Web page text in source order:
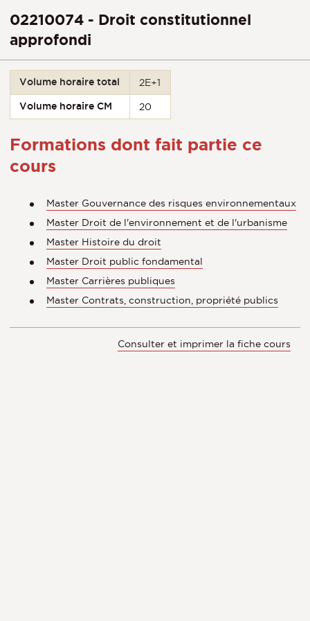
02210074 - Droit constitutionnel
approfondi
Volume horaire total 2E+1
Volume horaire CM 20
Formations dont fait partie ce
cours
Master Gouvernance des risques environnementaux
Master Droit de l'environnement et de l'urbanisme
Master Histoire du droit
Master Droit public fondamental
Master Carrières publiques
Master Contrats, construction, propriété publics
Consulter et imprimer la fiche cours